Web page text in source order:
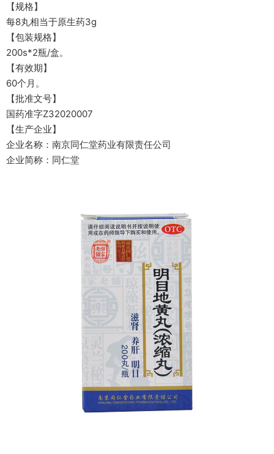
【规格】
每8丸相当于原生药3g
【包装规格】
200s*2瓶/盒。
【有效期】
60个月。
【批准文号】
国药准字Z32020007
【生产企业】
企业名称：南京同仁堂药业有限责任公司
企业简称：同仁堂